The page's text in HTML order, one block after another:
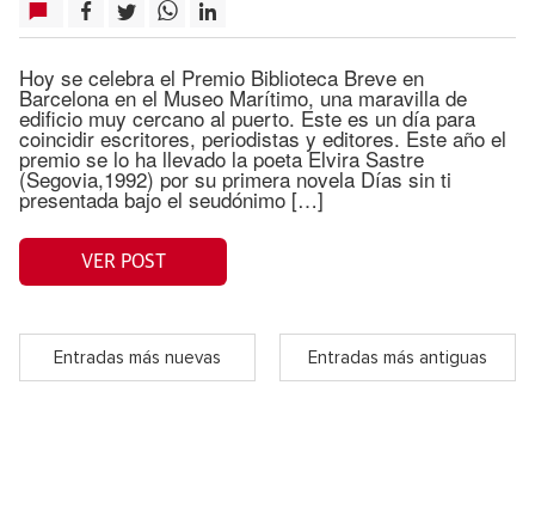
Hoy se celebra el Premio Biblioteca Breve en
Barcelona en el Museo Marítimo, una maravilla de
edificio muy cercano al puerto. Este es un día para
coincidir escritores, periodistas y editores. Este año el
premio se lo ha llevado la poeta Elvira Sastre
(Segovia,1992) por su primera novela Días sin ti
presentada bajo el seudónimo […]
VER POST
Entradas más nuevas Entradas más antiguas